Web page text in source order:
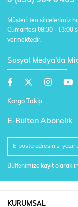
Müşteri temsilcelerimiz
Cumartesi 08:30 - 13:00
vermektedir.
Sosyal Medya'da
Kargo Takip
E-Bülten Abonelik
Bültenimize kayıt olarak
KURUMSAL